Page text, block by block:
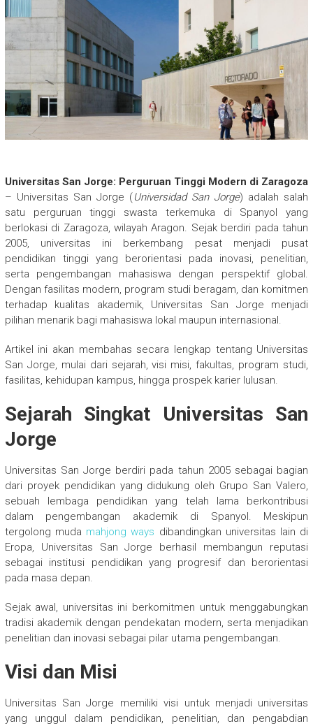
Universitas San Jorge: Perguruan Tinggi Modern di Zaragoza
– Universitas San Jorge ( Universidad San Jorge) adalah salah
satu perguruan tinggi swasta terkemuka di Spanyol yang
berlokasi di Zaragoza, wilayah Aragon. Sejak berdiri pada tahun
2005, universitas ini berkembang pesat menjadi pusat
pendidikan tinggi yang berorientasi pada inovasi, penelitian,
serta pengembangan mahasiswa dengan perspektif global.
Dengan fasilitas modern, program studi beragam, dan komitmen
terhadap kualitas akademik, Universitas San Jorge menjadi
pilihan menarik bagi mahasiswa lokal maupun internasional.
Artikel ini akan membahas secara lengkap tentang Universitas
San Jorge, mulai dari sejarah, visi misi, fakultas, program studi,
fasilitas, kehidupan kampus, hingga prospek karier lulusan.
Sejarah Singkat Universitas San
Jorge
Universitas San Jorge berdiri pada tahun 2005 sebagai bagian
dari proyek pendidikan yang didukung oleh Grupo San Valero,
sebuah lembaga pendidikan yang telah lama berkontribusi
dalam pengembangan akademik di Spanyol. Meskipun
tergolong muda mahjong ways dibandingkan universitas lain di
Eropa, Universitas San Jorge berhasil membangun reputasi
sebagai institusi pendidikan yang progresif dan berorientasi
pada masa depan.
Sejak awal, universitas ini berkomitmen untuk menggabungkan
tradisi akademik dengan pendekatan modern, serta menjadikan
penelitian dan inovasi sebagai pilar utama pengembangan.
Visi dan Misi
Universitas San Jorge memiliki visi untuk menjadi universitas
yang unggul dalam pendidikan, penelitian, dan pengabdian